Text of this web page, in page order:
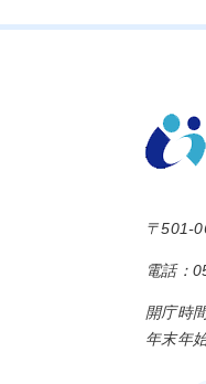
〒501-
電話：
開庁時
年末年